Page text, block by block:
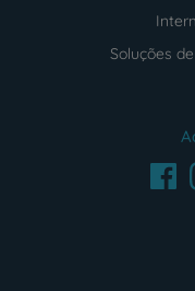
Soluções